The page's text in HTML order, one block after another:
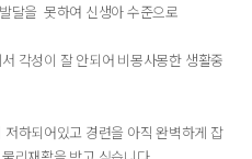
달을 못하여 신생아 수준으로
각성이 잘 안되어 비몽사몽한 생활중
하되어있고 경련을 아직 완벽하게 잡